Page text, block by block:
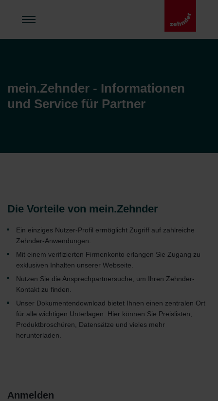
mein.Zehnder - Informationen
und Service für Partner
Die Vorteile von mein.Zehnder
Ein einziges Nutzer-Profil ermöglicht Zugriff auf zahlreiche
Zehnder-Anwendungen.
Mit einem verifizierten Firmenkonto erlangen Sie Zugang zu
exklusiven Inhalten unserer Webseite.
Nutzen Sie die Ansprechpartnersuche, um Ihren Zehnder-
Kontakt zu finden.
Unser Dokumentendownload bietet Ihnen einen zentralen Ort
für alle wichtigen Unterlagen. Hier können Sie Preislisten,
Produktbroschüren, Datensätze und vieles mehr
herunterladen.
Anmelden